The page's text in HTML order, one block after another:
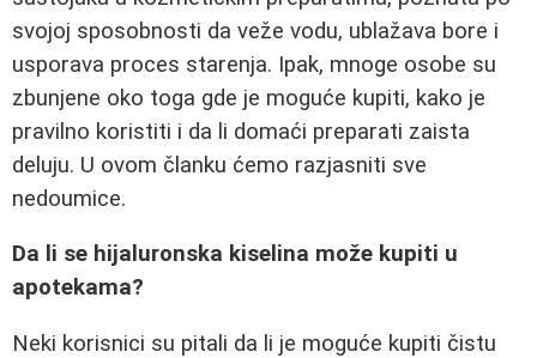
svojoj sposobnosti da veže vodu, ublažava bore i
usporava proces starenja. Ipak, mnoge osobe su
zbunjene oko toga gde je moguće kupiti, kako je
pravilno koristiti i da li domaći preparati zaista
deluju. U ovom članku ćemo razjasniti sve
nedoumice.
Da li se hijaluronska kiselina može kupiti u
apotekama?
Neki korisnici su pitali da li je moguće kupiti čistu